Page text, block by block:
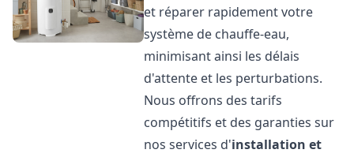
et réparer rapidement votre
système de chauffe-eau,
minimisant ainsi les délais
d'attente et les perturbations.
Nous offrons des tarifs
compétitifs et des garanties sur
nos services d'installation et